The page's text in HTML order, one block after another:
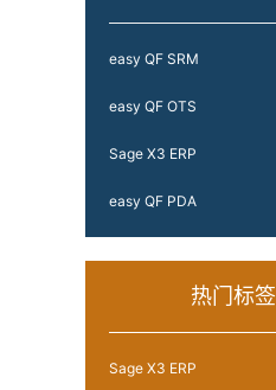
easy QF SRM
easy QF OTS
Sage X3 ERP
easy QF PDA
热门标签
Sage X3 ERP